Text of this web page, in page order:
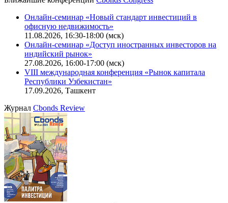
Онлайн-семинар «Новый стандарт инвестиций в
офисную недвижимость»
11.08.2026, 16:30-18:00 (мск)
Онлайн-семинар «Доступ иностранных инвесторов на
индийский рынок»
27.08.2026, 16:00-17:00 (мск)
VIII международная конференция «Рынок капитала
Республики Узбекистан»
17.09.2026, Ташкент
Журнал Cbonds Review